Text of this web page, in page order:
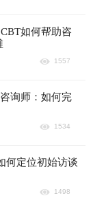
如何帮助咨
1557
询师：如何完
1534
何定位初始访谈
1498